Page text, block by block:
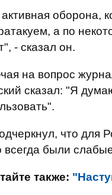
оборона,
а по
- сказал он.
на вопрос
сказал: "Я
что для
всегда были
также: